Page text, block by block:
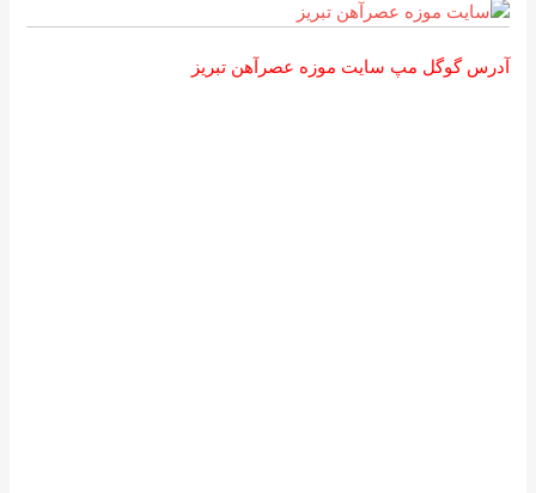
آدرس گوگل مپ سایت موزه عصرآهن تبریز